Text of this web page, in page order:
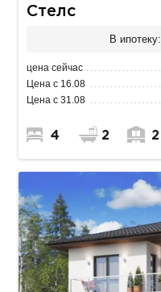
Стелс
В ипотеку:
цена сейчас
Цена с 16.08
Цена с 31.08
4 2 2